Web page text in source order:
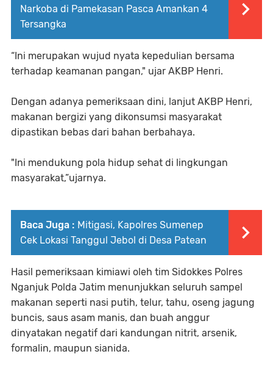
Narkoba di Pamekasan Pasca Amankan 4
Tersangka
“Ini merupakan wujud nyata kepedulian bersama
terhadap keamanan pangan," ujar AKBP Henri.
Dengan adanya pemeriksaan dini, lanjut AKBP Henri,
makanan bergizi yang dikonsumsi masyarakat
dipastikan bebas dari bahan berbahaya.
"Ini mendukung pola hidup sehat di lingkungan
masyarakat,”ujarnya.
Baca Juga : Mitigasi, Kapolres Sumenep
Cek Lokasi Tanggul Jebol di Desa Patean
Hasil pemeriksaan kimiawi oleh tim Sidokkes Polres
Nganjuk Polda Jatim menunjukkan seluruh sampel
makanan seperti nasi putih, telur, tahu, oseng jagung
buncis, saus asam manis, dan buah anggur
dinyatakan negatif dari kandungan nitrit, arsenik,
formalin, maupun sianida.